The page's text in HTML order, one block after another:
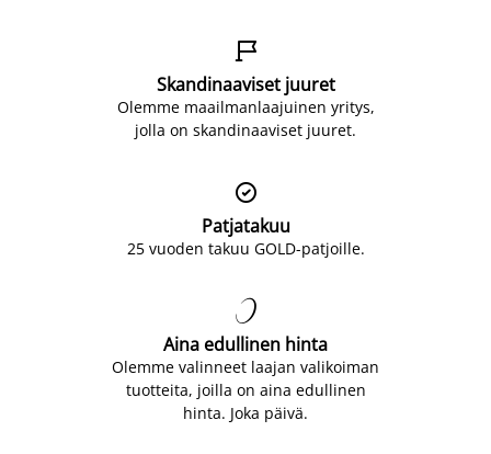

Skandinaaviset juuret
Olemme maailmanlaajuinen yritys,
jolla on skandinaaviset juuret.

Patjatakuu
25 vuoden takuu GOLD-patjoille.

Aina edullinen hinta
Olemme valinneet laajan valikoiman
tuotteita, joilla on aina edullinen
hinta. Joka päivä.